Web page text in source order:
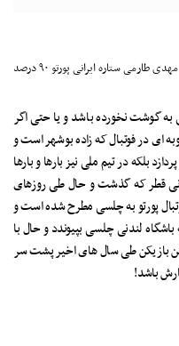
پیک کاسپین | براساس اعلام سایت ترانسفر مارکت مهدی طارمی ستاره ایرانی پورتو ۹۰ درصد
گوشت نخورده باشد و یا حتی اگر
ای در فوتبال که زاده بوشهر است و
بلکه در تیم ملی نیز بارها و بارها
قطر که گذشت و حال طی روزهای
پورتو به چلسی مطرح شده است و
لندنی چلسی بپیوندد و حال با
بازیکن طی سال های اخیر پشت سر
باشد!